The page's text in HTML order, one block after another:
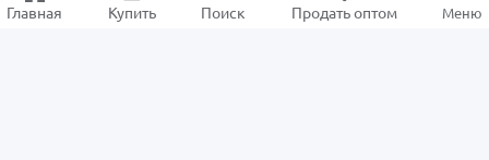
Главная Купить Поиск Продать оптом Меню